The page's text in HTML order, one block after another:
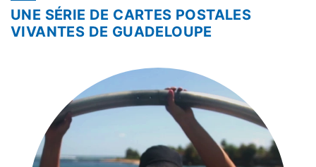
UNE SÉRIE DE CARTES POSTALES
VIVANTES DE GUADELOUPE